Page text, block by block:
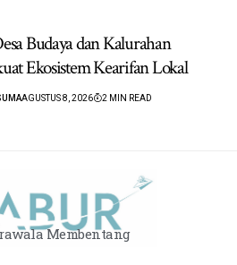
Budaya dan Kalurahan
Ekosistem Kearifan Lokal
AGUSTUS 8, 2026 2 MIN READ
Membentang